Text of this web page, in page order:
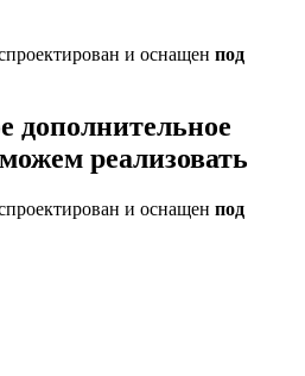
и оснащен под
дополнительное
реализовать
и оснащен под